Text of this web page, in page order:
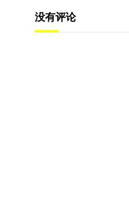
没有评论